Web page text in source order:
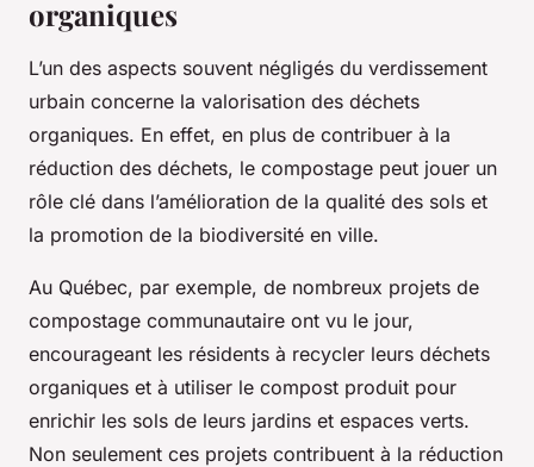
organiques
L’un des aspects souvent négligés du verdissement
urbain concerne la valorisation des déchets
organiques. En effet, en plus de contribuer à la
réduction des déchets, le compostage peut jouer un
rôle clé dans l’amélioration de la qualité des sols et
la promotion de la biodiversité en ville.
Au Québec, par exemple, de nombreux projets de
compostage communautaire ont vu le jour,
encourageant les résidents à recycler leurs déchets
organiques et à utiliser le compost produit pour
enrichir les sols de leurs jardins et espaces verts.
Non seulement ces projets contribuent à la réduction